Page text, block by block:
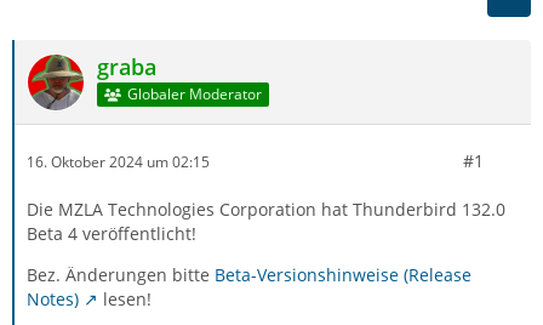
graba
Globaler Moderator
16. Oktober 2024 um 02:15 #1
Die MZLA Technologies Corporation hat Thunderbird 132.0
Beta 4 veröffentlicht!
Bez. Änderungen bitte Beta-Versionshinweise (Release
Notes)
lesen!